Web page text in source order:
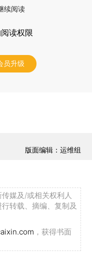
续阅读
读权限
员升级
版面编辑：运维组
媒及/或相关权利人
转载、摘编、复制及
，获得书面